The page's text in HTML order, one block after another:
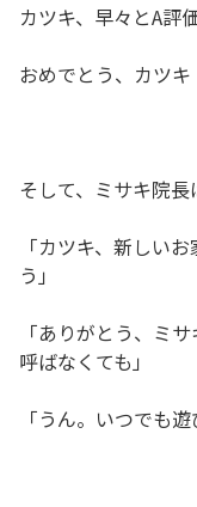
カツキ、早々とA評
おめでとう、カツキ
そして、ミサキ院長
「カツキ、新しい
う」
「ありがとう、ミ
呼ばなくても」
「うん。いつでも